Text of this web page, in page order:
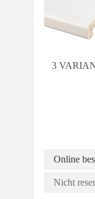
3
Online
Nicht